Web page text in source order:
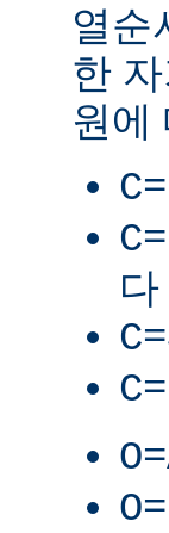
열순
한
원에
다